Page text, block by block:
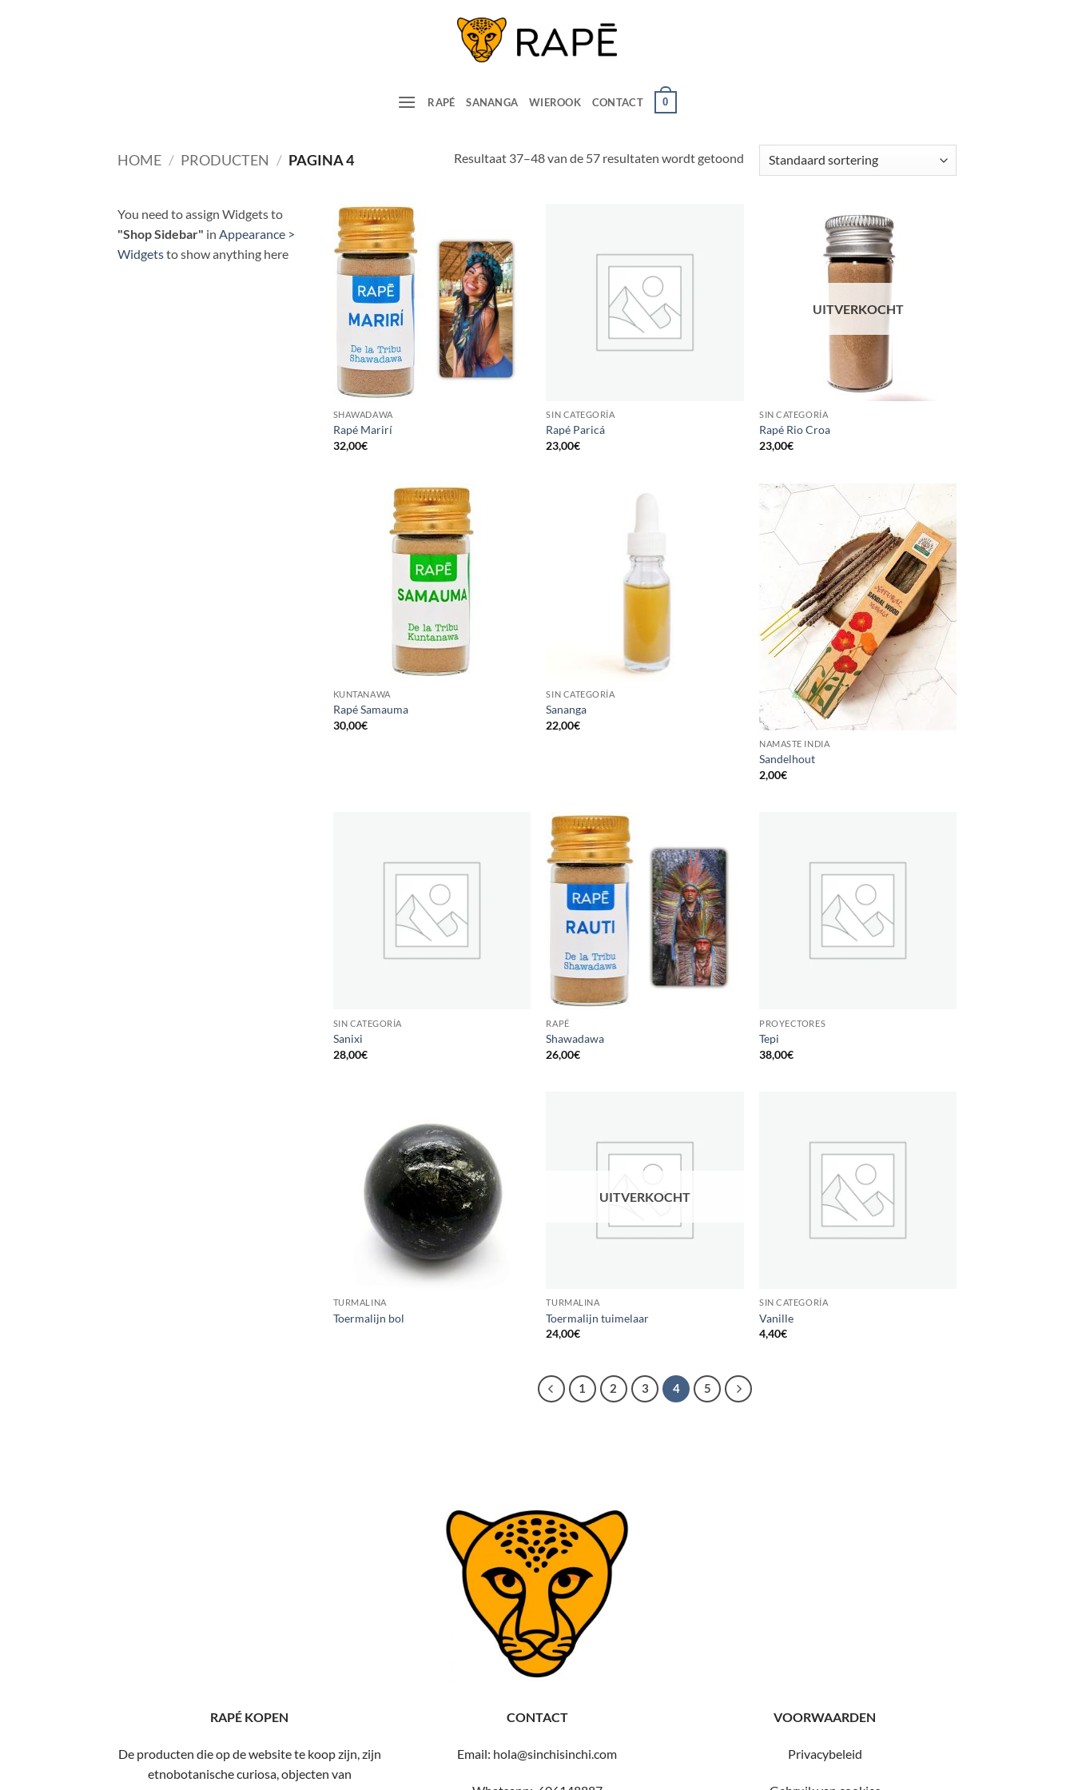
RAPÉ SANANGA WIEROOK CONTACT 0
HOME / PRODUCTEN / PAGINA 4 Resultaat 37–48 van de 57 resultaten wordt getoond
You need to assign Widgets to
"Shop Sidebar" in Appearance >
Widgetsto show anything here
SHAWADAWA
Rapé Marirí
32,00€
SIN CATEGORÍA
Rapé Paricá
23,00€
UITVERKOCHT
SIN CATEGORÍA
Rapé Rio Croa
23,00€
KUNTANAWA
Rapé Samauma
30,00€
SIN CATEGORÍA
Sananga
22,00€
NAMASTE INDIA
Sandelhout
2,00€
SIN CATEGORÍA
Sanixi
28,00€
RAPÉ
Shawadawa
26,00€
PROYECTORES
Tepi
38,00€
TURMALINA
Toermalijn bol
UITVERKOCHT
TURMALINA
Toermalijn tuimelaar
24,00€
SIN CATEGORÍA
Vanille
4,40€
1 2 3 4 5
RAPÉ KOPEN
De producten die op de website te koop zijn, zijn
etnobotanische curiosa, objecten van
CONTACT
Email: hola@sinchisinchi.com
VOORWAARDEN
Privacybeleid